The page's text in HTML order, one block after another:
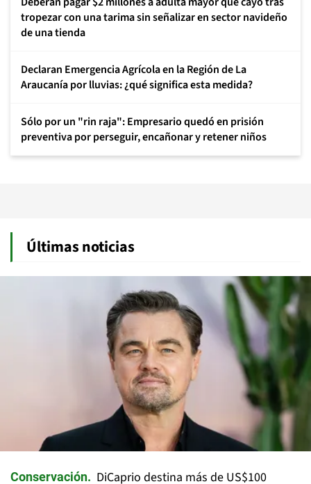
tropezar con una tarima sin señalizar en sector navideño
de una tienda
Declaran Emergencia Agrícola en la Región de La
Araucanía por lluvias: ¿qué significa esta medida?
Sólo por un "rin raja": Empresario quedó en prisión
preventiva por perseguir, encañonar y retener niños
Últimas noticias
Conservación
DiCaprio destina más de US$100